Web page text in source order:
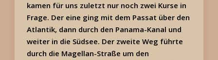
kamen für uns zuletzt nur noch zwei Kurse in
Frage. Der eine ging mit dem Passat über den
Atlantik, dann durch den Panama-Kanal und
weiter in die Südsee. Der zweite Weg führte
durch die Magellan-Straße um den